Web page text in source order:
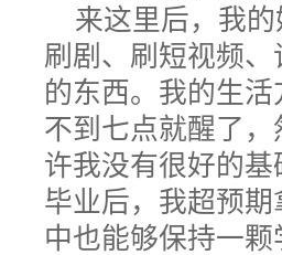
来这里后，我
刷剧、刷短视频
的东西。我的生
不到七点就醒了
许我没有很好的
毕业后，我超预
中也能够保持一